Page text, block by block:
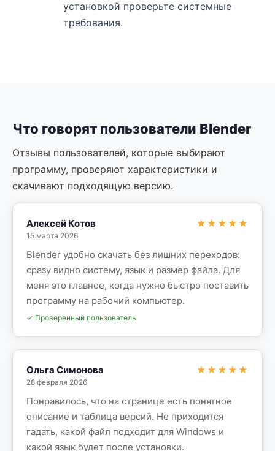
установкой проверьте системные
требования.
Что говорят пользователи Blender
Отзывы пользователей, которые выбирают
программу, проверяют характеристики и
скачивают подходящую версию.
Алексей Котов
15 марта 2026
★★★★★
Blender удобно скачать без лишних переходов:
сразу видно систему, язык и размер файла. Для
меня это главное, когда нужно быстро поставить
программу на рабочий компьютер.
✓ Проверенный пользователь
Ольга Симонова
28 февраля 2026
★★★★★
Понравилось, что на странице есть понятное
описание и таблица версий. Не приходится
гадать, какой файл подходит для Windows и
какой язык будет после установки.